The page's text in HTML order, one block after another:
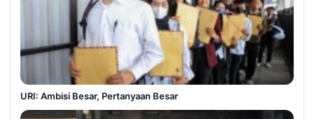
URI: Ambisi Besar, Pertanyaan Besar